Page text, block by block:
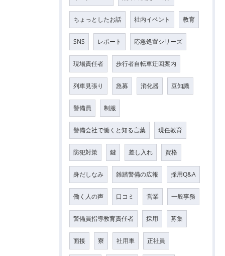
ちょっとしたお話 社内イベント 教育
SNS レポート 応急処置シリーズ
現場責任者 歩行者自転車迂回案内
列車見張り 急募 消化器 豆知識
警備員 制服
警備会社で働くと知る言葉 現任教育
防犯対策 鍵 差し入れ 資格
身だしなみ 雑踏警備の広報 採用Q&A
働く人の声 口コミ 営業 一般事務
警備員指導教育責任者 採用 募集
面接 寮 社用車 正社員